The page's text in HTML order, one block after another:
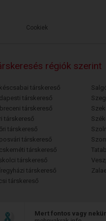
Cookiek
régiók szerint
társkereső
társkereső
társkereső
társkereső
társkereső
társkereső
társkereső
társkereső
társkereső
társkereső
Mert fontos vagy